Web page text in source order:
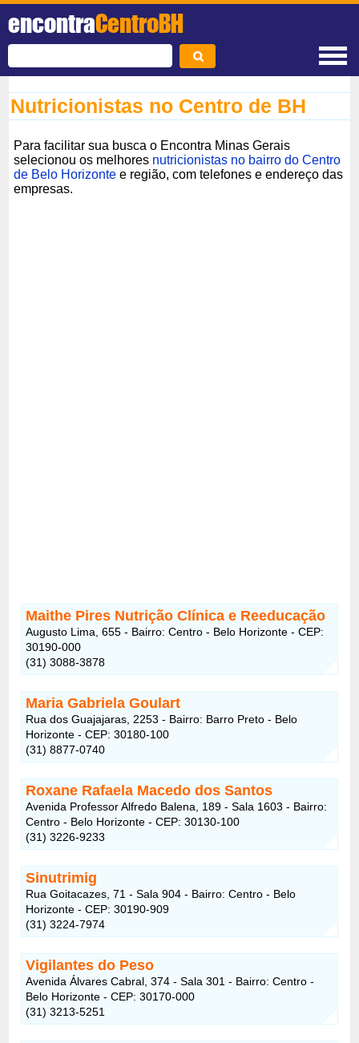
encontraCentroBH
Nutricionistas no Centro de BH
Para facilitar sua busca o Encontra Minas Gerais
selecionou os melhores nutricionistas no bairro do Centro
de Belo Horizonte e região, com telefones e endereço das
empresas.
Maithe Pires Nutrição Clínica e Reeducação
Augusto Lima, 655 - Bairro: Centro - Belo Horizonte - CEP:
30190-000
(31) 3088-3878
Maria Gabriela Goulart
Rua dos Guajajaras, 2253 - Bairro: Barro Preto - Belo
Horizonte - CEP: 30180-100
(31) 8877-0740
Roxane Rafaela Macedo dos Santos
Avenida Professor Alfredo Balena, 189 - Sala 1603 - Bairro:
Centro - Belo Horizonte - CEP: 30130-100
(31) 3226-9233
Sinutrimig
Rua Goitacazes, 71 - Sala 904 - Bairro: Centro - Belo
Horizonte - CEP: 30190-909
(31) 3224-7974
Vigilantes do Peso
Avenida Álvares Cabral, 374 - Sala 301 - Bairro: Centro -
Belo Horizonte - CEP: 30170-000
(31) 3213-5251